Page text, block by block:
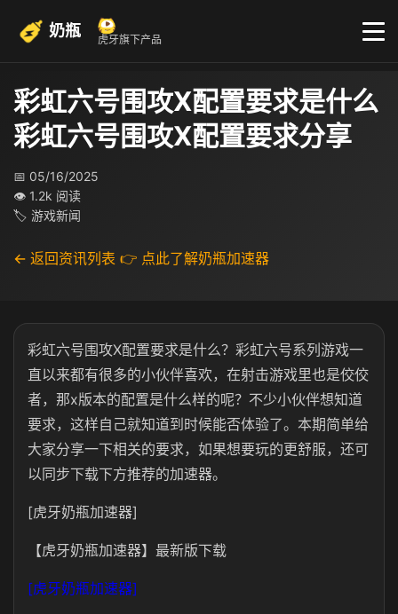
奶瓶 虎牙旗下产品
彩虹六号围攻X配置要求是什么
彩虹六号围攻X配置要求分享
📅 05/16/2025
👁 1.2k 阅读
🏷 游戏新闻
← 返回资讯列表 👉 点此了解奶瓶加速器
彩虹六号围攻X配置要求是什么？彩虹六号系列游戏一
直以来都有很多的小伙伴喜欢，在射击游戏里也是佼佼
者，那x版本的配置是什么样的呢？不少小伙伴想知道
要求，这样自己就知道到时候能否体验了。本期简单给
大家分享一下相关的要求，如果想要玩的更舒服，还可
以同步下载下方推荐的加速器。
[虎牙奶瓶加速器]
【虎牙奶瓶加速器】最新版下载
[虎牙奶瓶加速器]